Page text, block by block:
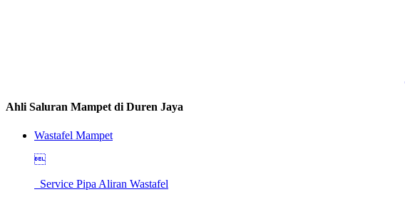
Ahli Saluran Mampet di Duren Jaya
Wastafel Mampet

Service Pipa Aliran Wastafel